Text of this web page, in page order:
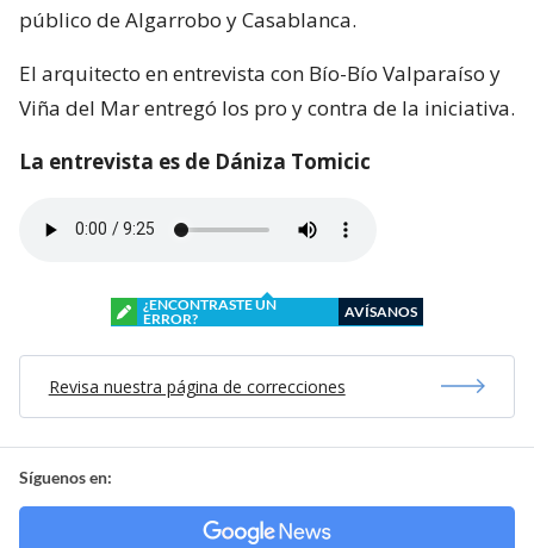
público de Algarrobo y Casablanca.
El arquitecto en entrevista con Bío-Bío Valparaíso y
Viña del Mar entregó los pro y contra de la iniciativa.
La entrevista es de Dániza Tomicic
¿ENCONTRASTE UN
ERROR?
AVÍSANOS
Revisa nuestra página de correcciones
Síguenos en: